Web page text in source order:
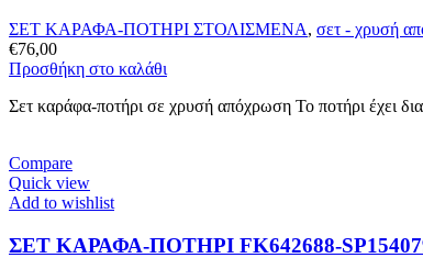
ΣΕΤ ΚΑΡΑΦΑ-ΠΟΤΗΡΙ ΣΤΟΛΙΣΜΕΝΑ, σετ - χρυσή
€76,00
Προσθήκη στο καλάθι
Σετ καράφα-ποτήρι σε χρυσή απόχρωση Το ποτήρι έχει
Compare
Quick view
Add to wishlist
ΣΕΤ ΚΑΡΑΦΑ-ΠΟΤΗΡΙ FK642688-